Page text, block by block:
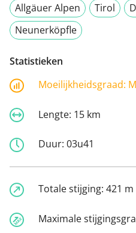
Allgäuer Alpen
Tirol
Neunerköpfle
Statistieken
Moeilijkheidsgraad:
Lengte: 15 km
Duur: 03u41
Totale stijging: 421 m
Maximale